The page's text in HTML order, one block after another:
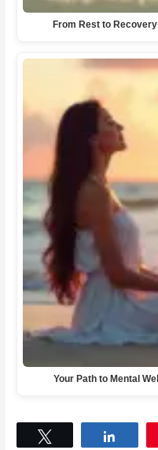
From Rest to
Your Path to Mental